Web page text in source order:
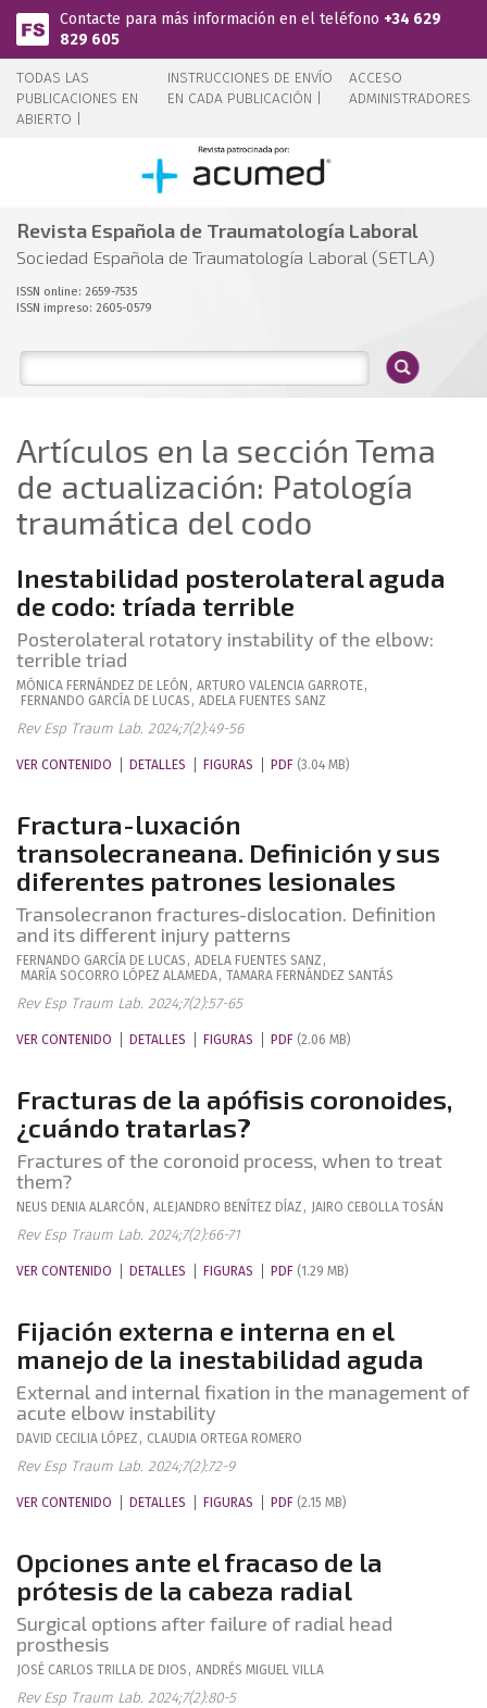
Pasar al contenido principal
Contacte para más información en el teléfono +34 629
829 605
TODAS LAS
PUBLICACIONES EN
ABIERTO |
INSTRUCCIONES DE ENVÍO
EN CADA PUBLICACIÓN |
ACCESO
ADMINISTRADORES
Revista Española de Traumatología Laboral
Sociedad Española de Traumatología Laboral (SETLA)
ISSN online: 2659-7535
ISSN impreso: 2605-0579
Artículos en la sección Tema
de actualización: Patología
traumática del codo
Inestabilidad posterolateral aguda
de codo: tríada terrible
Posterolateral rotatory instability of the elbow:
terrible triad
MÓNICA FERNÁNDEZ DE LEÓN , ARTURO VALENCIA GARROTE,
FERNANDO GARCÍA DE LUCAS , ADELA FUENTES SANZ
Rev Esp Traum Lab. 2024;7(2):49-56
VER CONTENIDO DETALLES FIGURAS PDF (3.04 MB)
Fractura-luxación
transolecraneana. Definición y sus
diferentes patrones lesionales
Transolecranon fractures-dislocation. Definition
and its different injury patterns
FERNANDO GARCÍA DE LUCAS , ADELA FUENTES SANZ ,
MARÍA SOCORRO LÓPEZ ALAMEDA, TAMARA FERNÁNDEZ SANTÁS
Rev Esp Traum Lab. 2024;7(2):57-65
VER CONTENIDO DETALLES FIGURAS PDF (2.06 MB)
Fracturas de la apófisis coronoides,
¿cuándo tratarlas?
Fractures of the coronoid process, when to treat
them?
NEUS DENIA ALARCÓN , ALEJANDRO BENÍTEZ DÍAZ , JAIRO CEBOLLA TOSÁN
Rev Esp Traum Lab. 2024;7(2):66-71
VER CONTENIDO DETALLES FIGURAS PDF (1.29 MB)
Fijación externa e interna en el
manejo de la inestabilidad aguda
External and internal fixation in the management of
acute elbow instability
DAVID CECILIA LÓPEZ , CLAUDIA ORTEGA ROMERO
Rev Esp Traum Lab. 2024;7(2):72-9
VER CONTENIDO DETALLES FIGURAS PDF (2.15 MB)
Opciones ante el fracaso de la
prótesis de la cabeza radial
Surgical options after failure of radial head
prosthesis
JOSÉ CARLOS TRILLA DE DIOS , ANDRÉS MIGUEL VILLA
Rev Esp Traum Lab. 2024;7(2):80-5